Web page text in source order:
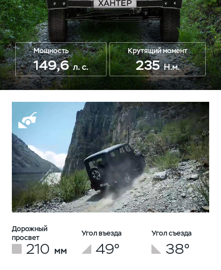
Мощность
149,6 л. с.
Крутящий момент
235 Н.м.
210 мм
Дорожный
просвет
49°
Угол въезда
38°
Угол съезда